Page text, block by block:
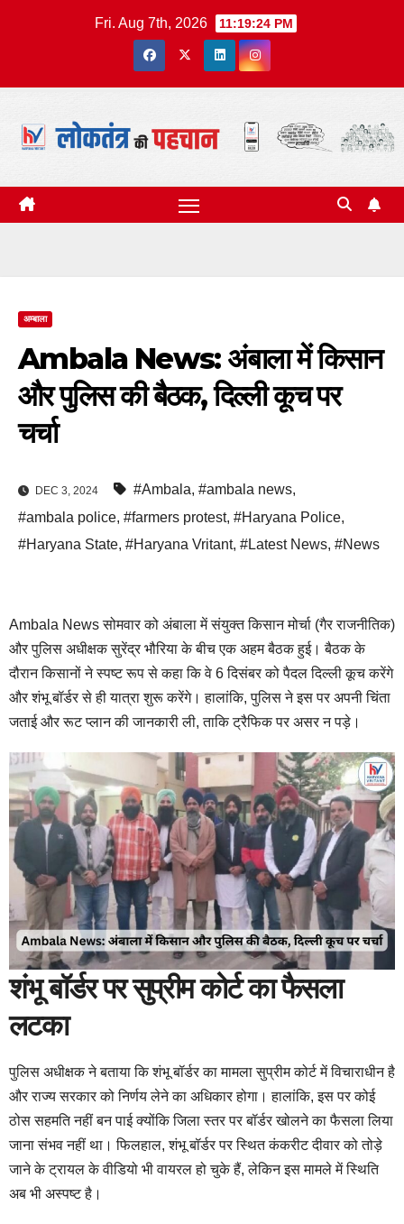
Fri. Aug 7th, 2026 11:19:25 PM
अम्बाला
Ambala News: अंबाला में किसान
और पुलिस की बैठक, दिल्ली कूच पर
चर्चा
DEC 3, 2024 #Ambala, #ambala news,
#ambala police, #farmers protest, #Haryana Police,
#Haryana State, #Haryana Vritant, #Latest News, #News
Ambala News सोमवार को अंबाला में संयुक्त किसान मोर्चा (गैर राजनीतिक)
और पुलिस अधीक्षक सुरेंद्र भौरिया के बीच एक अहम बैठक हुई। बैठक के
दौरान किसानों ने स्पष्ट रूप से कहा कि वे 6 दिसंबर को पैदल दिल्ली कूच करेंगे
और शंभू बॉर्डर से ही यात्रा शुरू करेंगे। हालांकि, पुलिस ने इस पर अपनी चिंता
जताई और रूट प्लान की जानकारी ली, ताकि ट्रैफिक पर असर न पड़े।
शंभू बॉर्डर पर सुप्रीम कोर्ट का फैसला
लटका
पुलिस अधीक्षक ने बताया कि शंभू बॉर्डर का मामला सुप्रीम कोर्ट में विचाराधीन है
और राज्य सरकार को निर्णय लेने का अधिकार होगा। हालांकि, इस पर कोई
ठोस सहमति नहीं बन पाई क्योंकि जिला स्तर पर बॉर्डर खोलने का फैसला लिया
जाना संभव नहीं था। फिलहाल, शंभू बॉर्डर पर स्थित कंकरीट दीवार को तोड़े
जाने के ट्रायल के वीडियो भी वायरल हो चुके हैं, लेकिन इस मामले में स्थिति
अब भी अस्पष्ट है।